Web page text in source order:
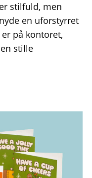
stilfuld, men
en uforstyrret
på kontoret,
stille